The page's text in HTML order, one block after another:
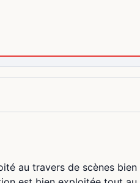
au travers de scènes